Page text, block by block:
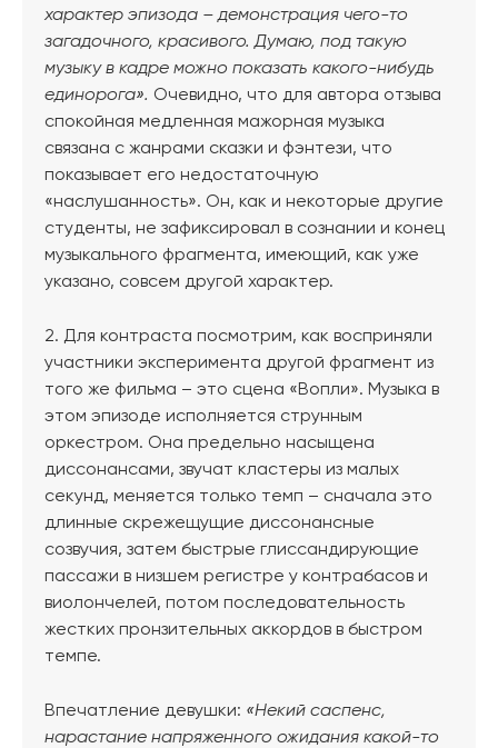
характер эпизода – демонстрация чего-то
загадочного, красивого. Думаю, под такую
музыку в кадре можно показать какого-нибудь
единорога». Очевидно, что для автора отзыва
спокойная медленная мажорная музыка
связана с жанрами сказки и фэнтези, что
показывает его недостаточную
«наслушанность». Он, как и некоторые другие
студенты, не зафиксировал в сознании и конец
музыкального фрагмента, имеющий, как уже
указано, совсем другой характер.
2. Для контраста посмотрим, как восприняли
участники эксперимента другой фрагмент из
того же фильма – это сцена «Вопли». Музыка в
этом эпизоде исполняется струнным
оркестром. Она предельно насыщена
диссонансами, звучат кластеры из малых
секунд, меняется только темп – сначала это
длинные скрежещущие диссонансные
созвучия, затем быстрые глиссандирующие
пассажи в низшем регистре у контрабасов и
виолончелей, потом последовательность
жестких пронзительных аккордов в быстром
темпе.
Впечатление девушки: «Некий саспенс,
нарастание напряженного ожидания какой-то